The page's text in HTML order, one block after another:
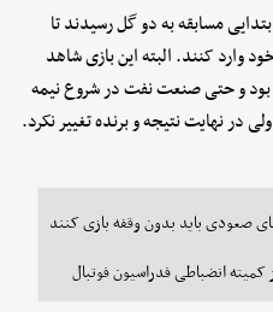
در همان 35 دقیقه ابتدایی مسابقه به دو گل رسیدند تا
وارد کنند. البته این بازی شاهد
بود و حتی صنعت نفت در شروع نیمه
در نهایت نتیجه و برنده تغییر نکرد.
صعودی باید بدون وقفه بازی کنند
انضباطی فدراسیون فوتبال